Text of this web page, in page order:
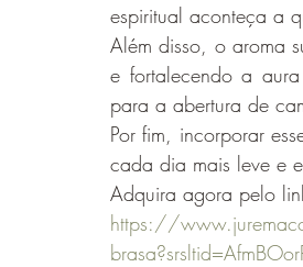
espiritual aconteça a
Além disso, o aroma
e fortalecendo a
para a abertura de
Por fim, incorporar
cada dia mais leve e
Adquira agora pelo
https://